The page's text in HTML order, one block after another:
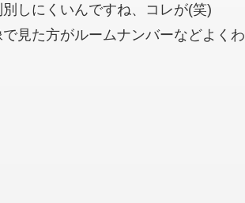
しにくいんですね、コレが(笑)
見た方がルームナンバーなどよくわ